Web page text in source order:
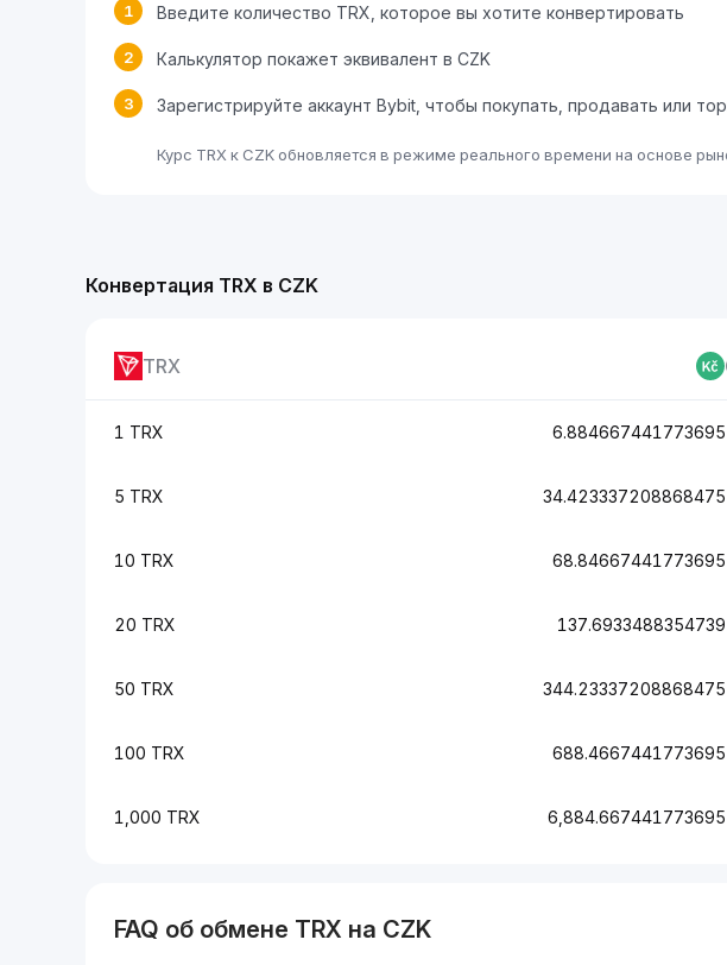
1 Введите количество TRX, которое вы хотите конвертировать
2 Калькулятор покажет эквивалент в CZK
3 Зарегистрируйте аккаунт Bybit, чтобы покупать, продавать или
Курс TRX к CZK обновляется в режиме реального времени на основе
Конвертация TRX в CZK
TRX
1 TRX 6.884667441773695
5 TRX 34.423337208868475
10 TRX 68.84667441773695
20 TRX 137.6933488354739
50 TRX 344.23337208868475
100 TRX 688.4667441773695
1,000 TRX 6,884.667441773695
FAQ об обмене TRX на CZK